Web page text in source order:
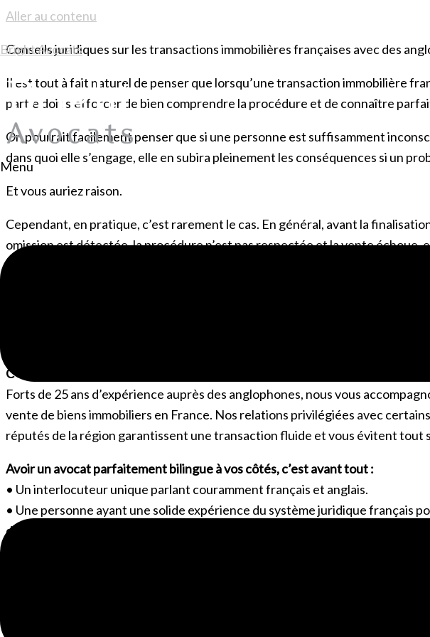
Aller au contenu
Bright Avocats
Menu
Conseils juridiques sur les transactions immobilières françaises avec des
Il est tout à fait naturel de penser que lorsqu’une transaction immobilière
partie doit s’efforcer de bien comprendre la procédure et de connaître
On pourrait facilement penser que si une personne est suffisamment
dans quoi elle s’engage, elle en subira pleinement les conséquences si un
Et vous auriez raison.
Cependant, en pratique, c’est rarement le cas. En général, avant la
omission est détectée, la procédure n’est pas respectée et la vente
d’argent pour toutes les parties concernées. Dans d’autres cas, l’autre
C’est là que vous apprécierez l’assistance de Bright Avocats
Forts de 25 ans d’expérience auprès des anglophones, nous vous
vente de biens immobiliers en France. Nos relations privilégiées avec
réputés de la région garantissent une transaction fluide et vous évitent tout
Avoir un avocat parfaitement bilingue à vos côtés, c’est avant tout :
• Un interlocuteur unique parlant couramment français et anglais.
• Une personne ayant une solide expérience du système juridique français
de vente.